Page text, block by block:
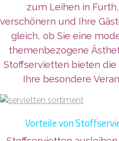
zum Leihen in
verschönern und Ihre
gleich, ob Sie eine
themenbezogene
Stoffservietten bieten
Ihre besondere
Vorteile von